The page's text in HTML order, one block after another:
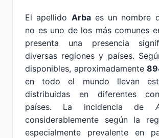
El apellido Arbaes un nombre
no es uno de los más comunes
presenta una presencia
diversas regiones y países.
disponibles, aproximadamente
en todo el mundo llevan
distribuidas en diferentes
países. La incidencia de
considerablemente según la
especialmente prevalente en